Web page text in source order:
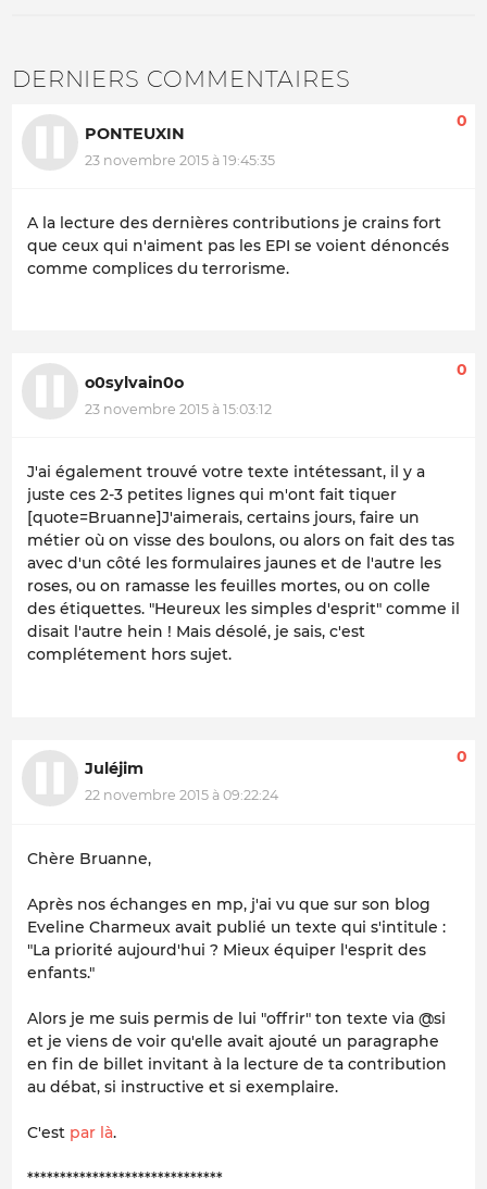
DERNIERS COMMENTAIRES
PONTEUXIN
23 novembre 2015 à 19:45:35
0
A la lecture des dernières contributions je crains fort
que ceux qui n'aiment pas les EPI se voient dénoncés
comme complices du terrorisme.
o0sylvain0o
23 novembre 2015 à 15:03:12
0
J'ai également trouvé votre texte intétessant, il y a
juste ces 2-3 petites lignes qui m'ont fait tiquer
[quote=Bruanne]J'aimerais, certains jours, faire un
métier où on visse des boulons, ou alors on fait des tas
avec d'un côté les formulaires jaunes et de l'autre les
roses, ou on ramasse les feuilles mortes, ou on colle
des étiquettes. "Heureux les simples d'esprit" comme il
disait l'autre hein ! Mais désolé, je sais, c'est
complétement hors sujet.
Juléjim
22 novembre 2015 à 09:22:24
0
Chère Bruanne,
Après nos échanges en mp, j'ai vu que sur son blog
Eveline Charmeux avait publié un texte qui s'intitule :
"La priorité aujourd'hui ? Mieux équiper l'esprit des
enfants."
Alors je me suis permis de lui "offrir" ton texte via @si
et je viens de voir qu'elle avait ajouté un paragraphe
en fin de billet invitant à la lecture de ta contribution
au débat, si instructive et si exemplaire.
C'est par là.
******************************